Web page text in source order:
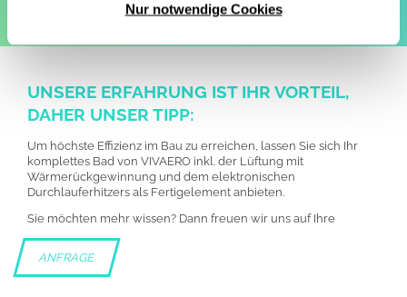
Nur notwendige Cookies
UNSERE ERFAHRUNG IST IHR VORTEIL,
DAHER UNSER TIPP:
Um höchste Effizienz im Bau zu erreichen, lassen Sie sich Ihr
komplettes Bad von VIVAERO inkl. der Lüftung mit
Wärmerückgewinnung und dem elektronischen
Durchlauferhitzers als Fertigelement anbieten.
Sie möchten mehr wissen? Dann freuen wir uns auf Ihre
ANFRAGE